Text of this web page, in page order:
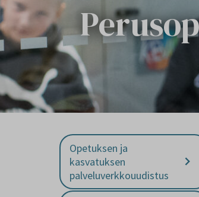
Opetuksen ja
kasvatuksen
palveluverkkouudistus